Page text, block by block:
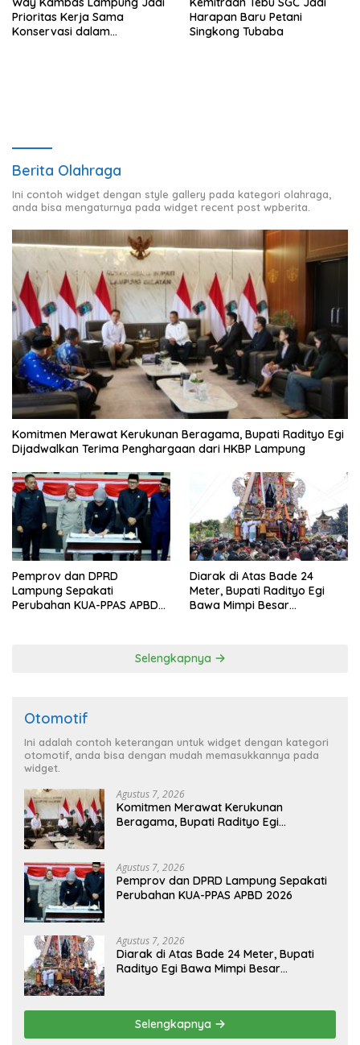
Prioritas Kerja Sama
Konservasi dalam
Harapan Baru Petani
Singkong Tubaba
Berita Olahraga
Ini contoh widget dengan style gallery pada kategori olahraga,
anda bisa mengaturnya pada widget recent post wpberita.
Komitmen Merawat Kerukunan Beragama, Bupati Radityo Egi
Dijadwalkan Terima Penghargaan dari HKBP Lampung
Pemprov dan DPRD
Lampung Sepakati
Perubahan KUA-PPAS APBD
Diarak di Atas Bade 24
Meter, Bupati Radityo Egi
Bawa Mimpi Besar
Selengkapnya
Otomotif
Ini adalah contoh keterangan untuk widget dengan kategori
otomotif, anda bisa dengan mudah memasukkannya pada
widget.
Agustus 7, 2026
Komitmen Merawat Kerukunan
Beragama, Bupati Radityo Egi
Agustus 7, 2026
Pemprov dan DPRD Lampung Sepakati
Perubahan KUA-PPAS APBD 2026
Agustus 7, 2026
Diarak di Atas Bade 24 Meter, Bupati
Radityo Egi Bawa Mimpi Besar
Selengkapnya